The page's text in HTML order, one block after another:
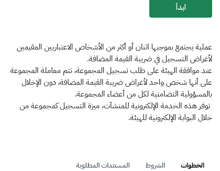
اقتراحات
الإقرار الضريبي
التصرفات العقارية
ابدأ
عملية يجتمع بموجبها اثنان أو أكثر من الأشخاص الاعتباريين المقيمين
لأغراض التسجيل في ضريبة القيمة المضافة.
عند موافقة الهيئة على طلب تسجيل المجموعة، تتم معاملة المجموعة
على أنها شخص واحد لأغراض ضريبة القيمة المضافة، دون الإخلال
بالمسؤولية التضامنية لكل من أعضاء المجموعة.
توفر هذه الخدمة الإلكترونية للمنشآت، ميزة التسجيل كمجموعة من
خلال البوابة الإلكترونية للهيئة.
الخطوات الشروط المستندات المطلوبة